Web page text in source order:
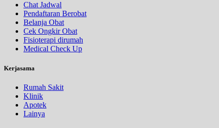
Chat Jadwal
Pendaftaran Berobat
Belanja Obat
Cek Ongkir Obat
Fisioterapi dirumah
Medical Check Up
Kerjasama
Rumah Sakit
Klinik
Apotek
Lainya